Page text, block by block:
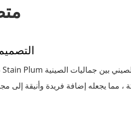
، مما يجعله إضافة فريدة وأنيقة إلى